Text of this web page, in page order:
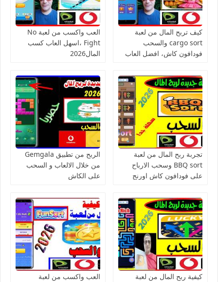
كيف تربح المال من لعبة
cargo sort والسحب
فودافون كاش، افضل العاب
العب واكسب من لعبة No
Fight ،اسهل العاب كسب
المال2026
تجربة ربح المال من لعبة
BBQ sort وسحب الارباح
على فودافون كاش اورنج
الربح من تطبيق Gemgala
من خلال الالعاب و السحب
على الكاش
كيفية ربح المال من لعبة
العب واكسب من لعبة